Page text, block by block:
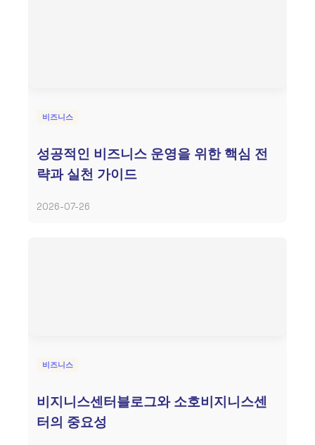
비즈니스
성공적인 비즈니스 운영을 위한 핵심 전
략과 실천 가이드
2026-07-26
비즈니스
비지니스센터블로그와 소호비지니스센
터의 중요성